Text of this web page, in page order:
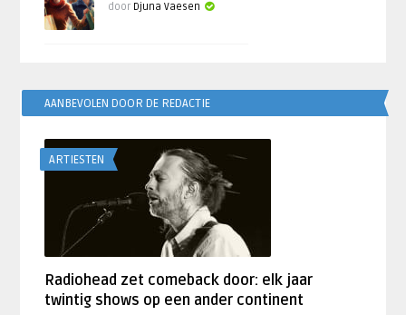
door Djuna Vaesen
AANBEVOLEN DOOR DE REDACTIE
ARTIESTEN
Radiohead zet comeback door: elk jaar
twintig shows op een ander continent